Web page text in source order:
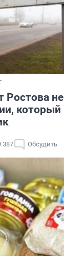
387 Обсудить